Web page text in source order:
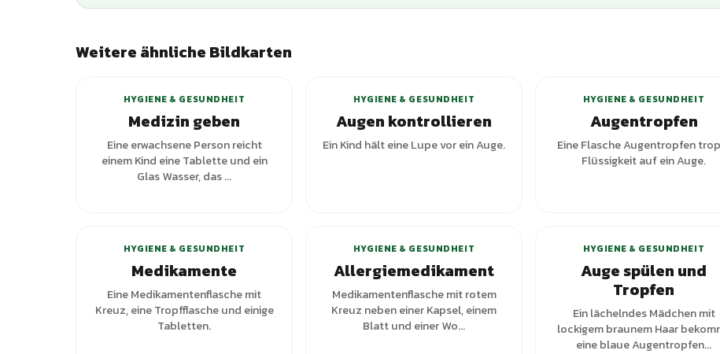
Weitere ähnliche Bildkarten
HYGIENE & GESUNDHEIT
Medizin geben
Eine erwachsene Person reicht
einem Kind eine Tablette und ein
Glas Wasser, das ...
HYGIENE & GESUNDHEIT
Augen kontrollieren
Ein Kind hält eine Lupe vor ein Auge.
HYGIENE & GESUNDHEIT
Augentropfen
Eine Flasche Augentropfen
Flüssigkeit auf ein Auge.
HYGIENE & GESUNDHEIT
Medikamente
Eine Medikamentenflasche mit
Kreuz, eine Tropfflasche und einige
Tabletten.
HYGIENE & GESUNDHEIT
Allergiemedikament
Medikamentenflasche mit rotem
Kreuz neben einer Kapsel, einem
Blatt und einer Wo...
HYGIENE & GESUNDHEIT
Auge spülen und
Tropfen
Ein lächelndes Mädchen mit
lockigem braunem Haar
eine blaue Augentropfen...